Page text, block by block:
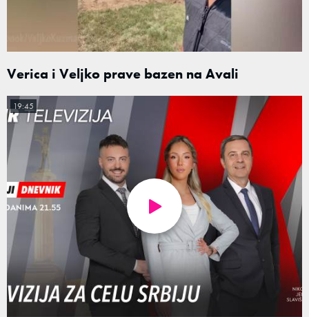
Verica i Veljko prave bazen na Avali
19:45